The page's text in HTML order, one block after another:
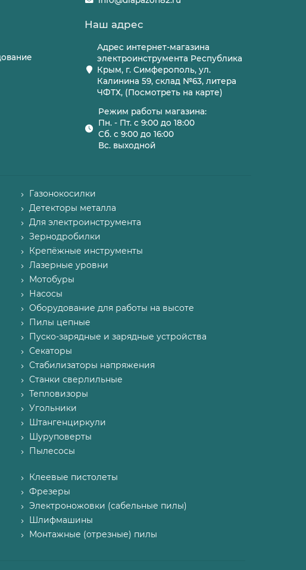
Наш адрес
Адрес интернет-магазина
электроинструмента Республика
Крым, г. Симферополь, ул.
Калинина 59, склад №63, литера
ЧФТХ, (Посмотреть на карте)
Режим работы магазина:
Пн. - Пт. с 9:00 до 18:00
Сб. с 9:00 до 16:00
Вс. выходной
Газонокосилки
Детекторы металла
Для электроинструмента
Зернодробилки
Крепёжные инструменты
Лазерные уровни
Мотобуры
Насосы
Оборудование для работы на высоте
Пилы цепные
Пуско-зарядные и зарядные устройства
Секаторы
Стабилизаторы напряжения
Станки сверлильные
Тепловизоры
Угольники
Штангенциркули
Шуруповерты
Пылесосы
Клеевые пистолеты
Фрезеры
Электроножовки (сабельные пилы)
Шлифмашины
Монтажные (отрезные) пилы